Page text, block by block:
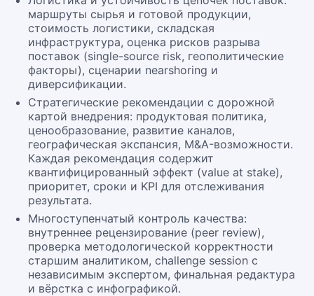
маршруты сырья и готовой продукции,
стоимость логистики, складская
инфраструктура, оценка рисков разрыва
поставок (single-source risk, геополитические
факторы), сценарии nearshoring и
диверсификации.
Стратегические рекомендации с дорожной
картой внедрения: продуктовая политика,
ценообразование, развитие каналов,
географическая экспансия, M&A-возможности.
Каждая рекомендация содержит
квантифицированный эффект (value at stake),
приоритет, сроки и KPI для отслеживания
результата.
Многоступенчатый контроль качества:
внутреннее рецензирование (peer review),
проверка методологической корректности
старшим аналитиком, challenge session с
независимым экспертом, финальная редактура
и вёрстка с инфографикой.